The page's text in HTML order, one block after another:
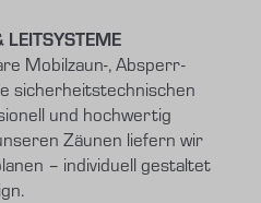
LEITSYSTEME
Mobilzaun-, Absperr-
sicherheitstechnischen
und hochwertig
Zäunen liefern wir
– individuell gestaltet